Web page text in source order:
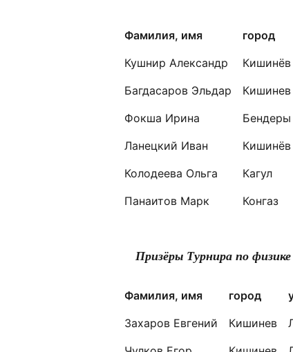
Фамилия, имя город
Кушнир Александр
Кишинёв
Багдасаров Эльдар
Кишинев
Фокша Ирина
Бендеры
Ланецкий Иван
Кишинёв
Колодеева Ольга
Кагул
Панаитов Марк
Конгаз
Призёры Турнира по физике
Фамилия, имя город
Захаров Евгений
Кишинев